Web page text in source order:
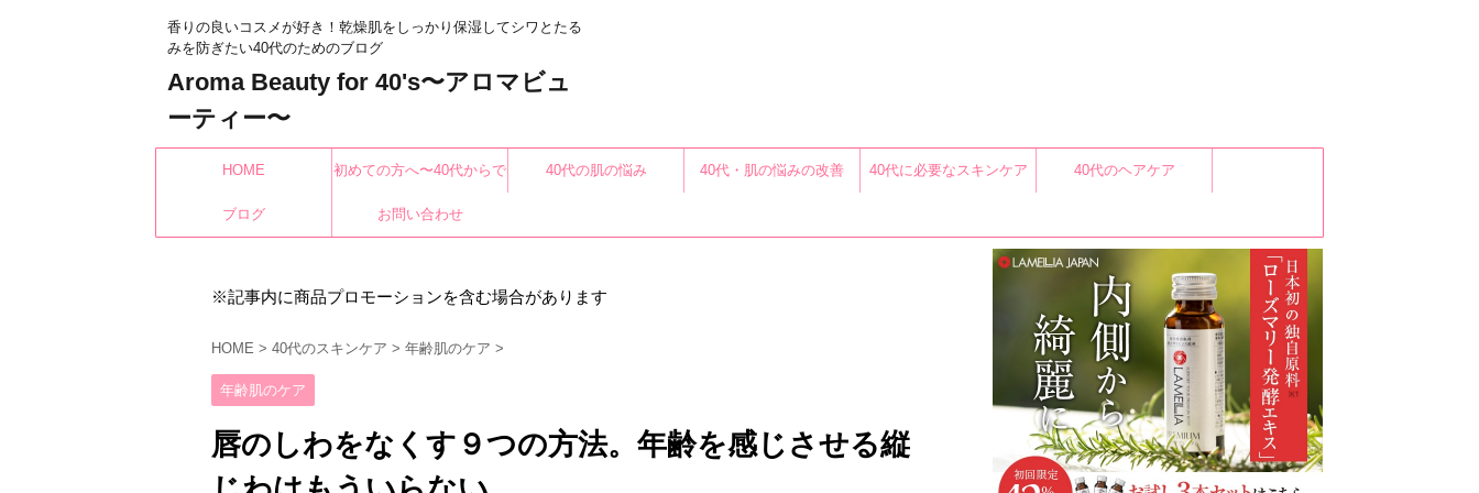
香りの良いコスメが好き！乾燥肌をしっかり保湿してシワとたる
みを防ぎたい40代のためのブログ
Aroma Beauty for 40's〜アロマビュ
ーティー〜
HOME 初めての方へ〜40代からで
もみんなキレイになれる
40代の肌の悩み 40代・肌の悩みの改善 40代に必要なスキンケア 40代のヘアケア
ブログ お問い合わせ
※記事内に商品プロモーションを含む場合があります
HOME > 40代のスキンケア > 年齢肌のケア >
年齢肌のケア
唇のしわをなくす９つの方法。年齢を感じさせる縦